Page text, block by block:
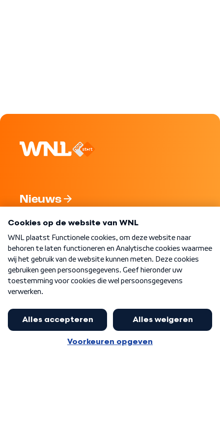
Nieuws
Nieuwsbrief
Word Lid